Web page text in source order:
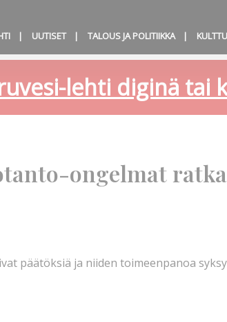
UUTISET TALOUS JA POLITIIKKA
lehti diginä tai
ongelmat
päätöksiä ja niiden toimeenpanoa